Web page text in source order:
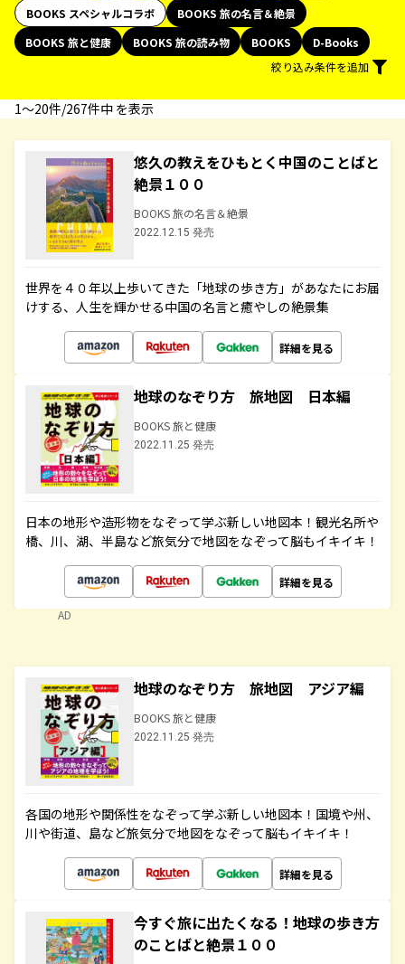
BOOKS スペシャルコラボ
BOOKS 旅の名言＆絶景
BOOKS 旅と健康
BOOKS 旅の読み物 BOOKS
D-Books
絞り込み条件を追加
1〜20件/267件中 を表示
悠久の教えをひもとく中国のことばと
絶景１００
BOOKS 旅の名言＆絶景
2022.12.15 発売
世界を４０年以上歩いてきた「地球の歩き方」があなたにお届
けする、人生を輝かせる中国の名言と癒やしの絶景集
詳細を見る
地球のなぞり方 旅地図 日本編
BOOKS 旅と健康
2022.11.25 発売
日本の地形や造形物をなぞって学ぶ新しい地図本！観光名所や
橋、川、湖、半島など旅気分で地図をなぞって脳もイキイキ！
詳細を見る
AD
地球のなぞり方 旅地図 アジア編
BOOKS 旅と健康
2022.11.25 発売
各国の地形や関係性をなぞって学ぶ新しい地図本！国境や州、
川や街道、島など旅気分で地図をなぞって脳もイキイキ！
詳細を見る
今すぐ旅に出たくなる！地球の歩き方
のことばと絶景１００